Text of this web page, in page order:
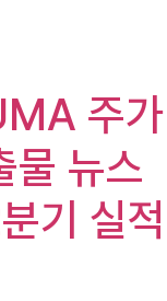
주가
뉴스
기 실적